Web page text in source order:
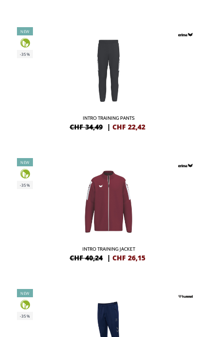
NEW
-35%
INTRO TRAINING PANTS
CHF 34,49 | CHF 22,42
NEW
-35%
INTRO TRAINING JACKET
CHF 40,24 | CHF 26,15
NEW
-35%